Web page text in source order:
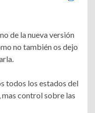
de la nueva versión
no también os dejo
todos los estados del
control sobre las